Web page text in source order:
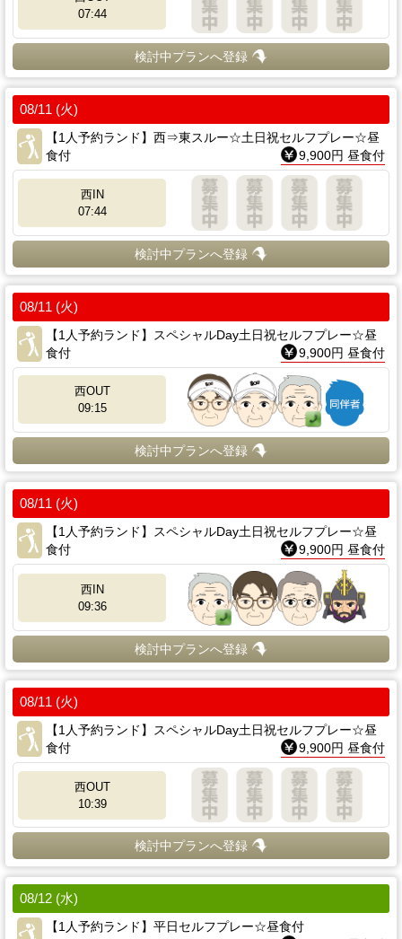
07:44
検討中プランへ登録
08/11 (火)
【1人予約ランド】西⇒東スルー☆土日祝セルフプレー☆昼
食付
9,900円 昼食付
西IN
07:44
検討中プランへ登録
08/11 (火)
【1人予約ランド】スペシャルDay土日祝セルフプレー☆昼
食付
9,900円 昼食付
西OUT
09:15
検討中プランへ登録
08/11 (火)
【1人予約ランド】スペシャルDay土日祝セルフプレー☆昼
食付
9,900円 昼食付
西IN
09:36
検討中プランへ登録
08/11 (火)
【1人予約ランド】スペシャルDay土日祝セルフプレー☆昼
食付
9,900円 昼食付
西OUT
10:39
検討中プランへ登録
08/12 (水)
【1人予約ランド】平日セルフプレー☆昼食付